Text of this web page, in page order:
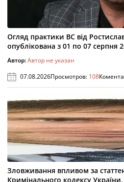
Огляд практики ВС від
опублікована з 01 по 07 серпня
Автор:Автор не указан
07.08.2026Просмотров: 108
Зловживання впливом за
Кримінального кодексу